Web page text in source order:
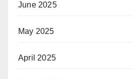
June 2025
May 2025
April 2025